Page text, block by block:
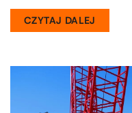
CZYTAJ DALEJ